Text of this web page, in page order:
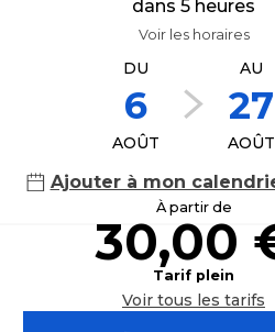
dans 5 heures
Voir les horaires
DU
6
AOÛT
AU
27
AOÛT
Ajouter à mon
À partir de
30,00
Tarif plein
Voir tous les tarifs